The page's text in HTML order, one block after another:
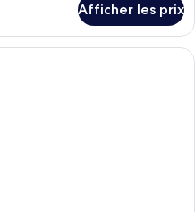
Afficher les prix
Une chambre à coucher avec une